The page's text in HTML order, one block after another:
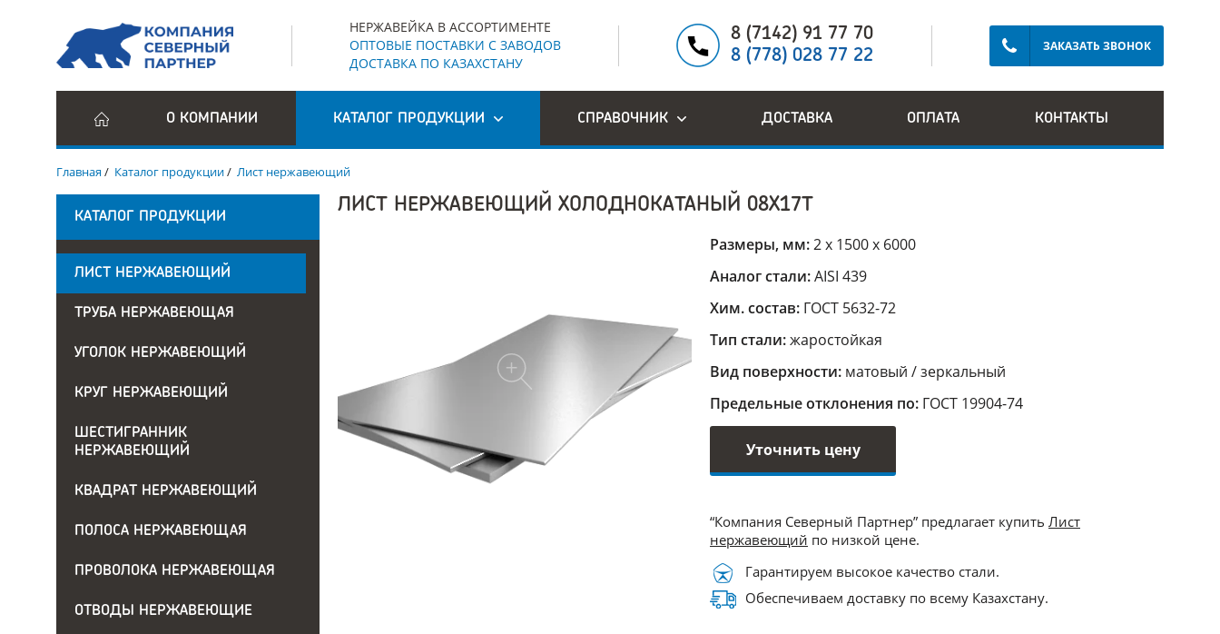
НЕРЖАВЕЙКА В АССОРТИМЕНТЕ
ОПТОВЫЕ ПОСТАВКИ С ЗАВОДОВ
ДОСТАВКА ПО КАЗАХСТАНУ
8 (7142) 91 77 70
8 (778) 028 77 22
ЗАКАЗАТЬ ЗВОНОК
О КОМПАНИИ КАТАЛОГ ПРОДУКЦИИ СПРАВОЧНИК ДОСТАВКА ОПЛАТА КОНТАКТЫ
Главная/ Каталог продукции/ Лист нержавеющий
КАТАЛОГ ПРОДУКЦИИ
ЛИСТ НЕРЖАВЕЮЩИЙ
ТРУБА НЕРЖАВЕЮЩАЯ
УГОЛОК НЕРЖАВЕЮЩИЙ
КРУГ НЕРЖАВЕЮЩИЙ
ШЕСТИГРАННИК
НЕРЖАВЕЮЩИЙ
КВАДРАТ НЕРЖАВЕЮЩИЙ
ПОЛОСА НЕРЖАВЕЮЩАЯ
ПРОВОЛОКА НЕРЖАВЕЮЩАЯ
ОТВОДЫ НЕРЖАВЕЮЩИЕ
ЛИСТ НЕРЖАВЕЮЩИЙ ХОЛОДНОКАТАНЫЙ 08Х17Т
Размеры, мм:2 х 1500 х 6000
Аналог стали:AISI 439
Хим. состав: ГОСТ 5632-72
Тип стали:жаростойкая
Вид поверхности: матовый / зеркальный
Предельные отклонения по: ГОСТ 19904-74
Уточнить цену
“Компания Северный Партнер” предлагает купить Лист
нержавеющий по низкой цене.
Гарантируем высокое качество стали.
Обеспечиваем доставку по всему Казахстану.